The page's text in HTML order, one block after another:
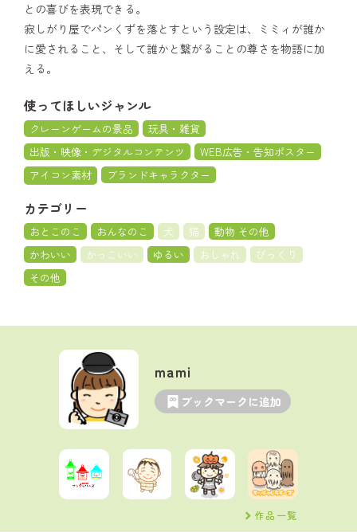
との喜びを表現できる。
寂しがり屋でパンくずを落とすという設定は、ミミィが誰か
に愛されること、そして誰かと繋がることの尊さを物語に加
える。
使ってほしいジャンル
クレーンゲームの景品
玩具・雑貨
出版・映像・デジタルコンテンツ
WEB広告・告知ポスター
アイコン素材
ブランドキャラクター
カテゴリー
おとこのこ おんなのこ 犬 猫
動物 その他
かわいい
かっこいい ゆるい おしゃれ
びっくり
その他
mami
ブックマークに追加
作品一覧